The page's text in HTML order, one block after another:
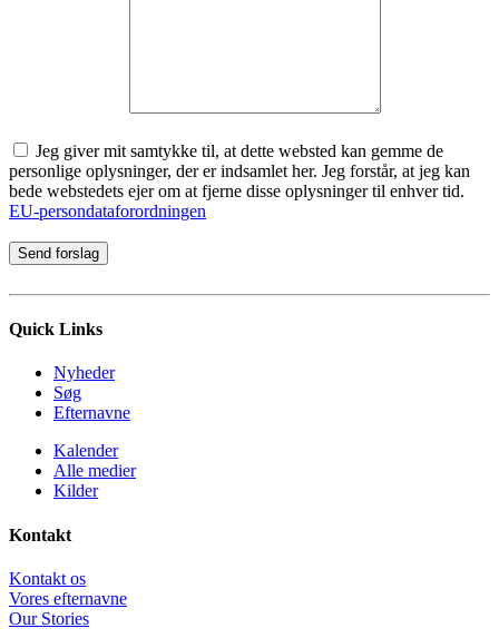
Jeg giver mit samtykke til, at dette websted kan gemme de
personlige oplysninger, der er indsamlet her. Jeg forstår, at jeg kan
bede webstedets ejer om at fjerne disse oplysninger til enhver tid.
EU-persondataforordningen
Quick Links
Nyheder
Søg
Efternavne
Kalender
Alle medier
Kilder
Kontakt
Kontakt os
Vores efternavne
Our Stories